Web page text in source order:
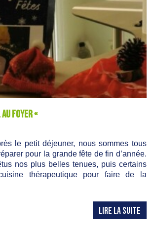
au foyer «
le petit déjeuner, nous sommes tous
pour la grande fête de fin d’année.
nos plus belles tenues, puis certains
thérapeutique pour faire de la
LIRE LA SUITE